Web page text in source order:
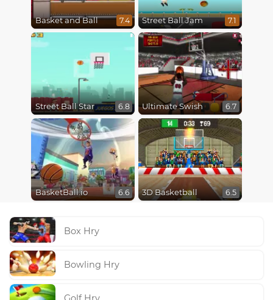
Basket and Ball 7.4 Street Ball Jam 7.1
Street Ball Star 6.8 Ultimate Swish 6.7
BasketBall.io 6.6 3D Basketball 6.5
Box Hry
Bowling Hry